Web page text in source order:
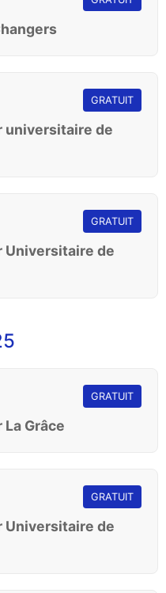
GRATUIT
universitaire de
GRATUIT
Universitaire de
GRATUIT
Grâce
GRATUIT
Universitaire de